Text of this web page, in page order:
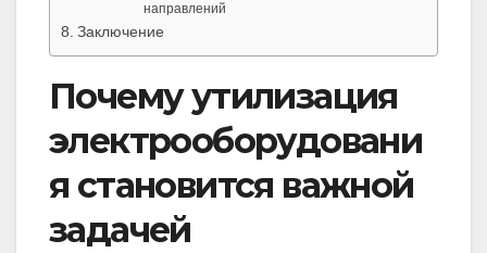
направлений
Заключение
Почему утилизация
электрооборудовани
я становится важной
задачей